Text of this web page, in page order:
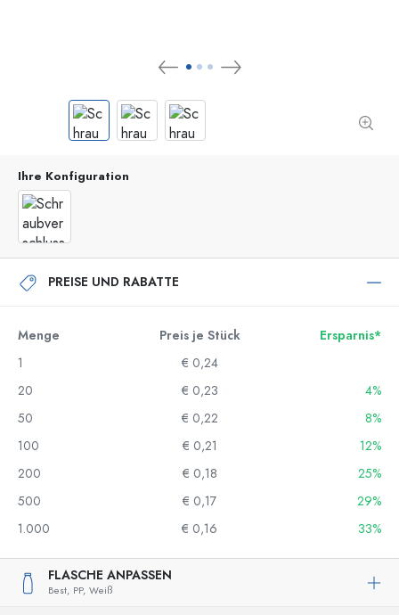
Ihre Konfiguration
PREISE UND RABATTE
Menge Preis je Stück
Ersparnis*
1
€ 0,24
20
€ 0,23
4%
50
€ 0,22
8%
100
€ 0,21
12%
200
€ 0,18
25%
500
€ 0,17
29%
1.000
€ 0,16 33%
FLASCHE ANPASSEN
Best, PP, Weiß